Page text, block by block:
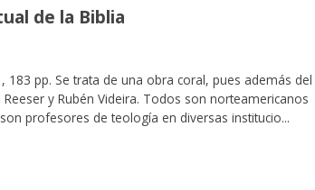
de la Biblia
pp. Se trata de una obra coral, pues además del
y Rubén Videira. Todos son norteamericanos
profesores de teología en diversas institucio...